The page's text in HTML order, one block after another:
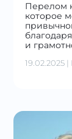
Перелом
которое
и
19.02.2025 |